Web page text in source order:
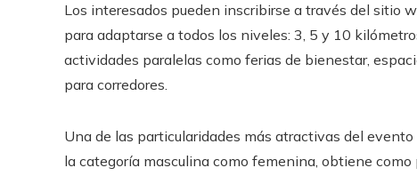
Los interesados pueden inscribirse a través del sitio
para adaptarse a todos los niveles: 3, 5 y 10
actividades paralelas como ferias de bienestar,
para corredores.
Una de las particularidades más atractivas del
la categoría masculina como femenina, obtiene